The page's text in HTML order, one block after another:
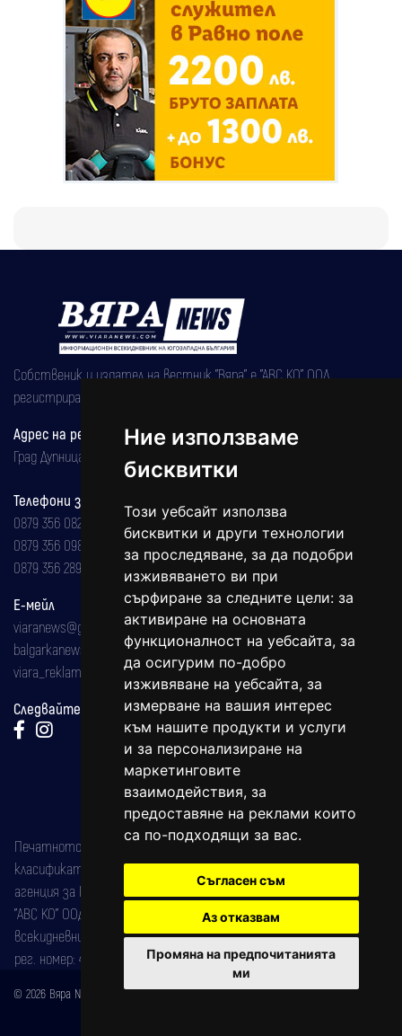
Ние използваме
бисквитки
Този уебсайт използва
бисквитки и други технологии
за проследяване, за да подобри
изживяването ви при
сърфиране за следните цели: за
активиране на основната
функционалност на уебсайта, за
да осигурим по-добро
изживяване на уебсайта, за
измерване на вашия интерес
към нашите продукти и услуги
и за персонализиране на
маркетинговите
взаимодействия, за
предоставяне на реклами които
са по-подходящи за вас.
Съгласен съм
Аз отказвам
Промяна на предпочитанията
ми
Собственик и издател на вестник "Вяра" е "АВС КО" ООД,
регистрирана на 08.05.2002 година.
Адрес на редакцията
Град Дупница, ул.''Христо Ботев" 43
Телефони за реклама и абонаменти
0879 356 082
0879 356 098
0879 356 289
Е-мейл
viaranews@gmail.com
balgarkanews@gmail.com
viara_reklama@mail.bg
Следвайте ни:
Печатното издание на вестника е регистрирано в националния
класификатор на печатните издания (Българска национална
агенция за ISSN) под номер: ISSN 1312-4722.
"АВС КО" ООД е притежател на марката: Вяра информационен
всекидневник на югозападна България, със свидетелство за марка
рег. номер: 47857/11.05.2004 година.
© 2026 Вяра News Всички права запазени!